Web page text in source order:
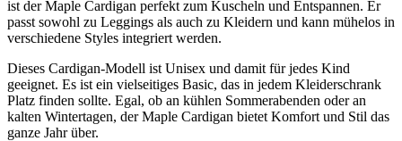
ist der Maple Cardigan perfekt zum Kuscheln und Entspannen. Er
passt sowohl zu Leggings als auch zu Kleidern und kann mühelos in
verschiedene Styles integriert werden.
Dieses Cardigan-Modell ist Unisex und damit für jedes Kind
geeignet. Es ist ein vielseitiges Basic, das in jedem Kleiderschrank
Platz finden sollte. Egal, ob an kühlen Sommerabenden oder an
kalten Wintertagen, der Maple Cardigan bietet Komfort und Stil das
ganze Jahr über.